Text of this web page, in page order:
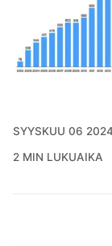
SYYSKUU 06 2024
2 MIN LUKUAIKA